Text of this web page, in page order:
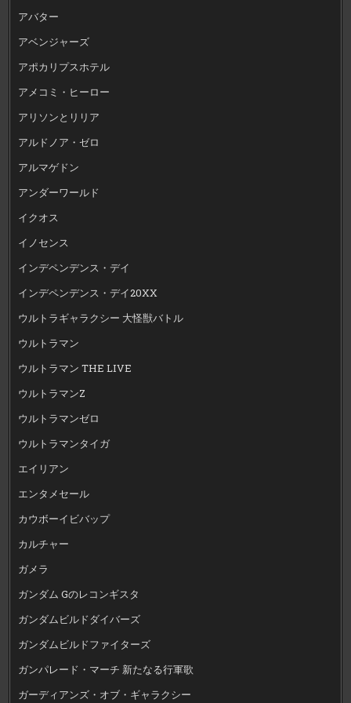
アバター
アベンジャーズ
アポカリプスホテル
アメコミ・ヒーロー
アリソンとリリア
アルドノア・ゼロ
アルマゲドン
アンダーワールド
イクオス
イノセンス
インデペンデンス・デイ
インデペンデンス・デイ20XX
ウルトラギャラクシー 大怪獣バトル
ウルトラマン
ウルトラマン THE LIVE
ウルトラマンZ
ウルトラマンゼロ
ウルトラマンタイガ
エイリアン
エンタメセール
カウボーイビバップ
カルチャー
ガメラ
ガンダム Gのレコンギスタ
ガンダムビルドダイバーズ
ガンダムビルドファイターズ
ガンパレード・マーチ 新たなる行軍歌
ガーディアンズ・オブ・ギャラクシー